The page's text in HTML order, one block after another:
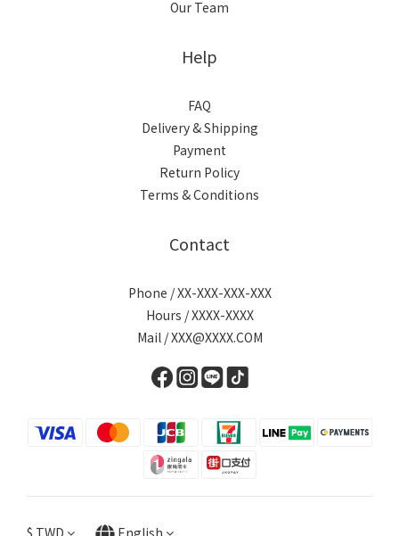
Our Team
Help
FAQ
Delivery & Shipping
Payment
Return Policy
Terms & Conditions
Contact
Phone / XX-XXX-XXX-XXX
Hours / XXXX-XXXX
Mail / XXX@XXXX.COM